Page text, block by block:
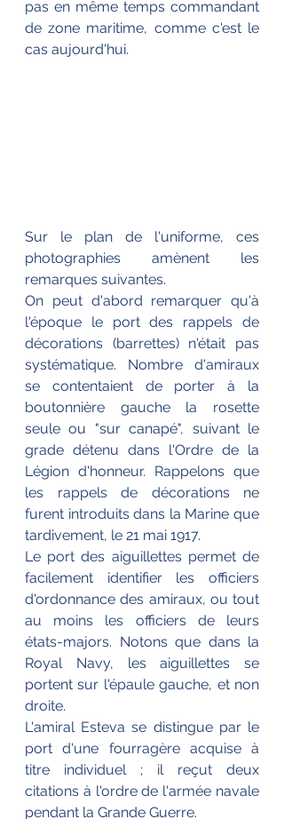
pas en même temps commandant
de zone maritime, comme c'est le
cas aujourd'hui.
Sur le plan de l'uniforme, ces
photographies amènent les
remarques suivantes.
On peut d'abord remarquer qu'à
l'époque le port des rappels de
décorations (barrettes) n'était pas
systématique. Nombre d'amiraux
se contentaient de porter à la
boutonnière gauche la rosette
seule ou "sur canapé", suivant le
grade détenu dans l'Ordre de la
Légion d'honneur. Rappelons que
les rappels de décorations ne
furent introduits dans la Marine que
tardivement, le 21 mai 1917.
Le port des aiguillettes permet de
facilement identifier les officiers
d'ordonnance des amiraux, ou tout
au moins les officiers de leurs
états-majors. Notons que dans la
Royal Navy, les aiguillettes se
portent sur l'épaule gauche, et non
droite.
L'amiral Esteva se distingue par le
port d'une fourragère acquise à
titre individuel ; il reçut deux
citations à l'ordre de l'armée navale
pendant la Grande Guerre.